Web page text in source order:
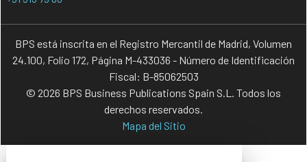
BPS está inscrita en el Registro Mercantil de Madrid, Volumen
24.100, Folio 172, Página M-433036 - Número de Identificación
Fiscal: B-85062503
© 2026 BPS Business Publications Spain S.L. Todos los
derechos reservados.
Mapa del Sitio